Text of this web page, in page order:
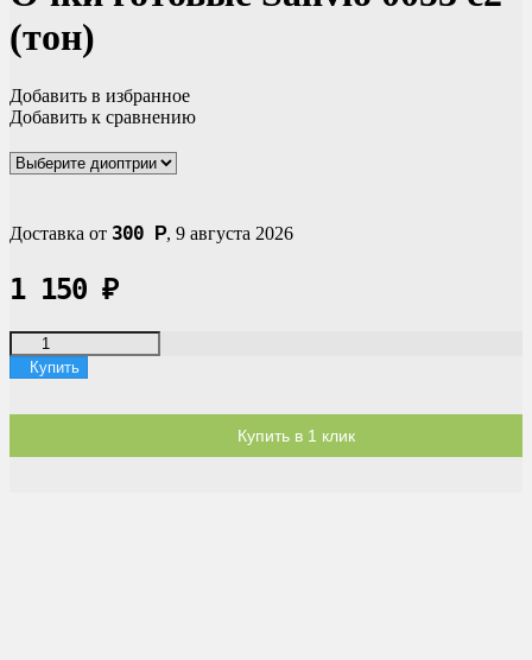
(тон)
Добавить в избранное
Добавить к сравнению
Доставка от 300 Р, 9 августа 2026
1 150 ₽
Купить
Купить в 1 клик